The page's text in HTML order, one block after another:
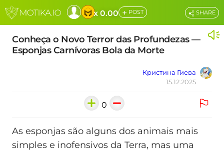
x 0.00 + POST
Conheça o Novo Terror das Profundezas —
Esponjas Carnívoras Bola da Morte
Кристина Гиева
15.12.2025
SHARE
0
As esponjas são alguns dos animais mais
simples e inofensivos da Terra, mas uma